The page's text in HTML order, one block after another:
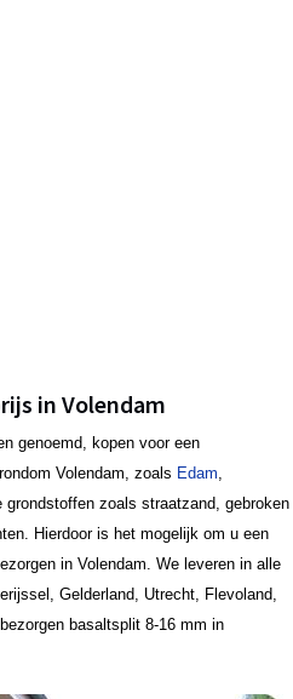
in Volendam
genoemd, kopen voor een
Volendam, zoals Edam,
zoals straatzand, gebroken
Hierdoor is het mogelijk om u een
in Volendam. We leveren in alle
Gelderland, Utrecht, Flevoland,
basaltsplit 8-16 mm in